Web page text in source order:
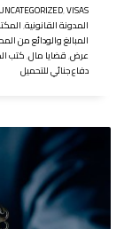
UNCATEGORIZED,VISAS
المدونة القانونية,
المبالغ والودائع من
عرض,قضايا مال,كتب
دفاع جنائي للتحميل